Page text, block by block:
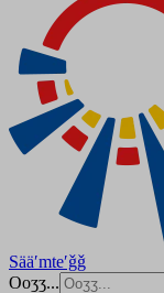
Sääʹmteʹǧǧ
Ooʒʒ...